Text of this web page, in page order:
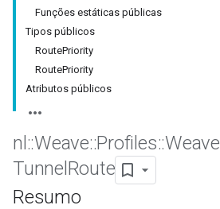
Funções estáticas públicas
Tipos públicos
RoutePriority
RoutePriority
Atributos públicos
nl ::Weave::Profiles::Weave
Tunnel Route
Resumo